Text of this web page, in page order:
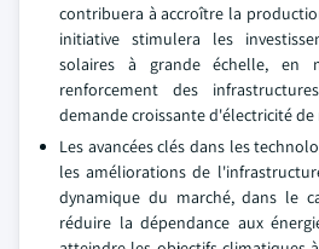
contribuera à accroître la
initiative stimulera les
solaires à grande échelle, en
renforcement des
demande croissante d'électricité
Les avancées clés dans les
les améliorations de
dynamique du marché, dans le
réduire la dépendance aux